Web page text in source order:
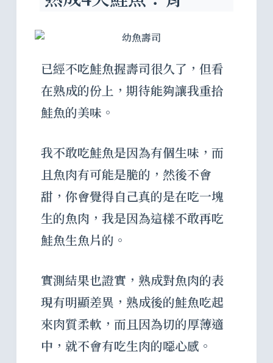
已經不吃鮭魚握壽司很久了，但看
在熟成的份上，期待能夠讓我重拾
鮭魚的美味。
我不敢吃鮭魚是因為有個生味，而
且魚肉有可能是脆的，然後不會
甜，你會覺得自己真的是在吃一塊
生的魚肉，我是因為這樣不敢再吃
鮭魚生魚片的。
實測結果也證實，熟成對魚肉的表
現有明顯差異，熟成後的鮭魚吃起
來肉質柔軟，而且因為切的厚薄適
中，就不會有吃生肉的噁心感。